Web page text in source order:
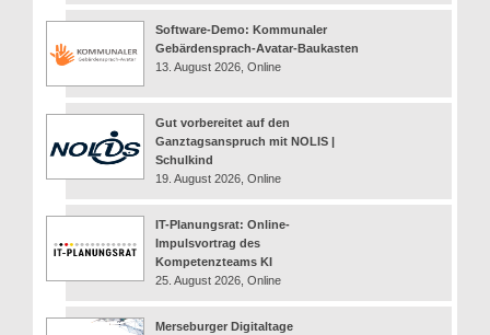
Software-Demo: Kommunaler
Gebärdensprach-Avatar-Baukasten
13. August 2026, Online
Gut vorbereitet auf den
Ganztagsanspruch mit NOLIS |
Schulkind
19. August 2026, Online
IT-Planungsrat: Online-
Impulsvortrag des
Kompetenzteams KI
25. August 2026, Online
Merseburger Digitaltage